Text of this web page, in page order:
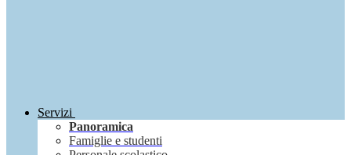
Servizi
Panoramica
Famiglie e studenti